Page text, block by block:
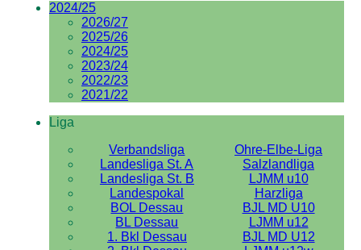
2024/25
2026/27
2025/26
2024/25
2023/24
2022/23
2021/22
Liga
Verbandsliga
Ohre-Elbe-Liga
Landesliga St. A
Salzlandliga
Landesliga St. B
LJMM u10
Landespokal
Harzliga
BOL Dessau
BJL MD U10
BL Dessau
LJMM u12
1. Bkl Dessau
BJL MD U12